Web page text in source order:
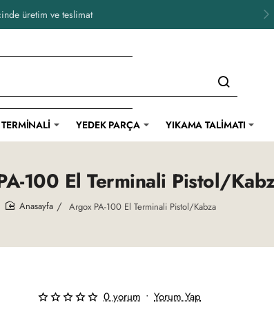
üretim ve teslimat
YEDEK PARÇA YIKAMA TALIMATI
100 El Terminali Pistol/
Argox PA-100 El Terminali Pistol/Kabza
0 yorum • Yorum Yap